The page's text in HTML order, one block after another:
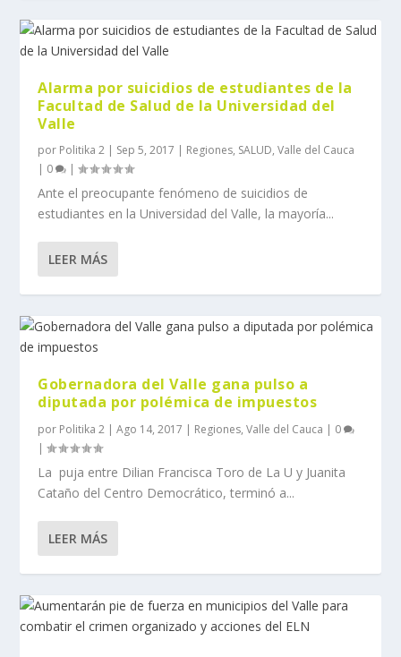
Alarma por suicidios de estudiantes de la
Facultad de Salud de la Universidad del
Valle
por Politika 2 Sep 5, 2017 Regiones, SALUD,Valle del Cauca
0 |
Ante el preocupante fenómeno de suicidios de
estudiantes en la Universidad del Valle, la mayoría...
LEER MÁS
Gobernadora del Valle gana pulso a
diputada por polémica de impuestos
por Politika 2 |Ago 14, 2017 Regiones,Valle del Cauca
0
|
La puja entre Dilian Francisca Toro de La U y Juanita
Cataño del Centro Democrático, terminó a...
LEER MÁS